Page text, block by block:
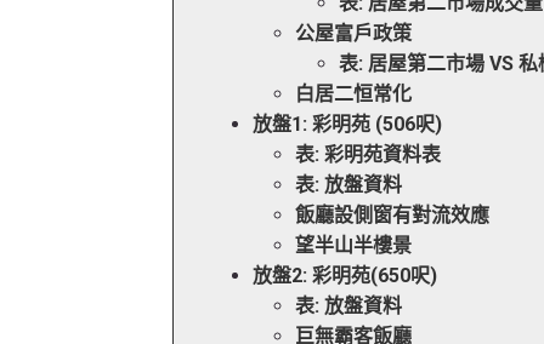
公屋富戶政策
表: 居屋第二市場 VS 私
白居二恒常化
放盤1: 彩明苑 (506呎)
表: 彩明苑資料表
表: 放盤資料
飯廳設側窗有對流效應
望半山半樓景
放盤2: 彩明苑(650呎)
表: 放盤資料
巨無霸客飯廳